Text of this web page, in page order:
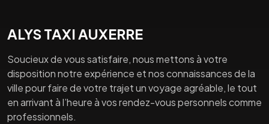
ALYS TAXI AUXERRE
Soucieux de vous satisfaire, nous mettons à votre
disposition notre expérience et nos connaissances de la
ville pour faire de votre trajet un voyage agréable, le tout
en arrivant à l’heure à vos rendez-vous personnels comme
professionnels.